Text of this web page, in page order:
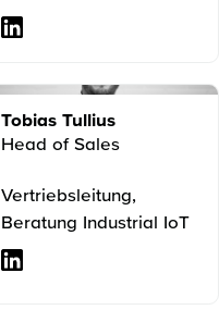
Tobias Tullius
Head of Sales
Vertriebsleitung,
Beratung Industrial IoT